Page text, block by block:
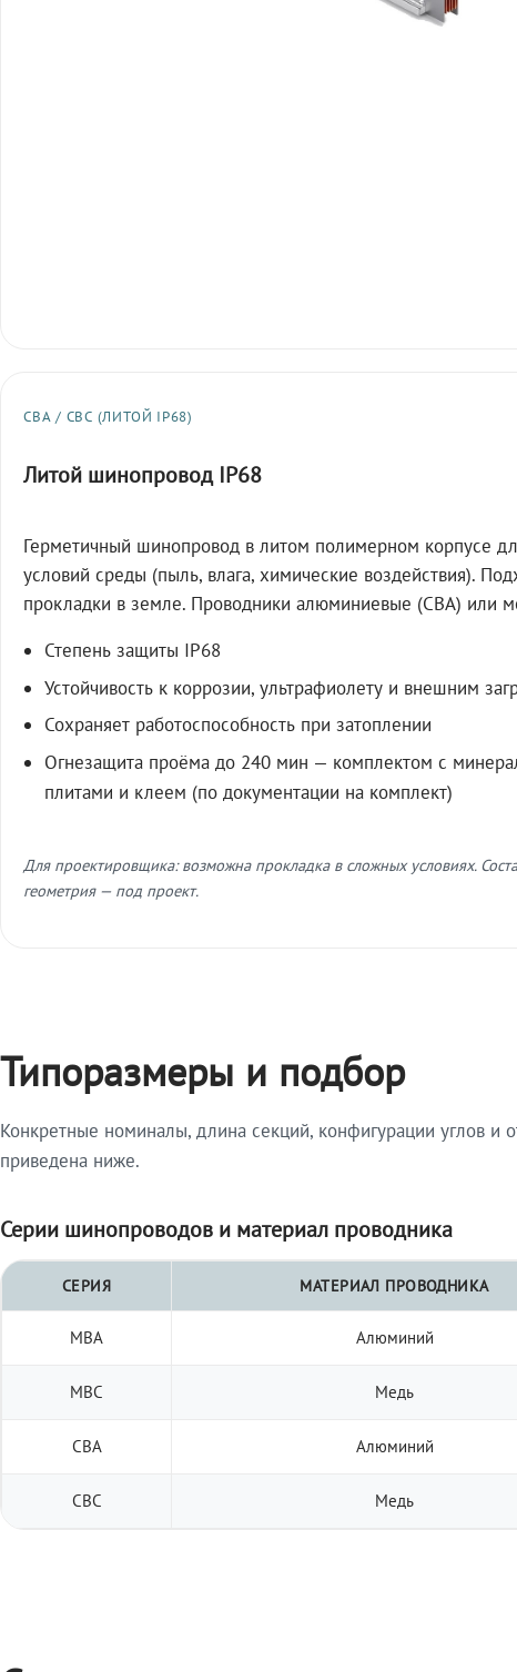
СВА / СВС (ЛИТОЙ IP68)
Литой шинопровод IP68
Герметичный шинопровод в литом полимерном корпусе
условий среды (пыль, влага, химические воздействия).
прокладки в земле. Проводники алюминиевые (СВА) или
Степень защиты IP68
Устойчивость к коррозии, ультрафиолету и внешним
Сохраняет работоспособность при затоплении
Огнезащита проёма до 240 мин — комплектом с
плитами и клеем (по документации на комплект)
Для проектировщика: возможна прокладка в сложных условиях.
геометрия — под проект.
Типоразмеры и подбор
Конкретные номиналы, длина секций, конфигурации углов и
приведена ниже.
Серии шинопроводов и материал проводника
СЕРИЯ МАТЕРИАЛ ПРОВОДНИКА
МВА Алюминий
МВС Медь
СВА Алюминий
СВС Медь